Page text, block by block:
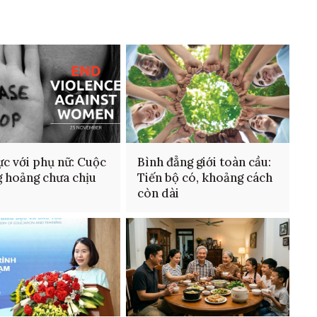
với phụ nữ: Cuộc
hoảng chưa chịu
Bình đẳng giới toàn cầu:
Tiến bộ có, khoảng cách
còn dài